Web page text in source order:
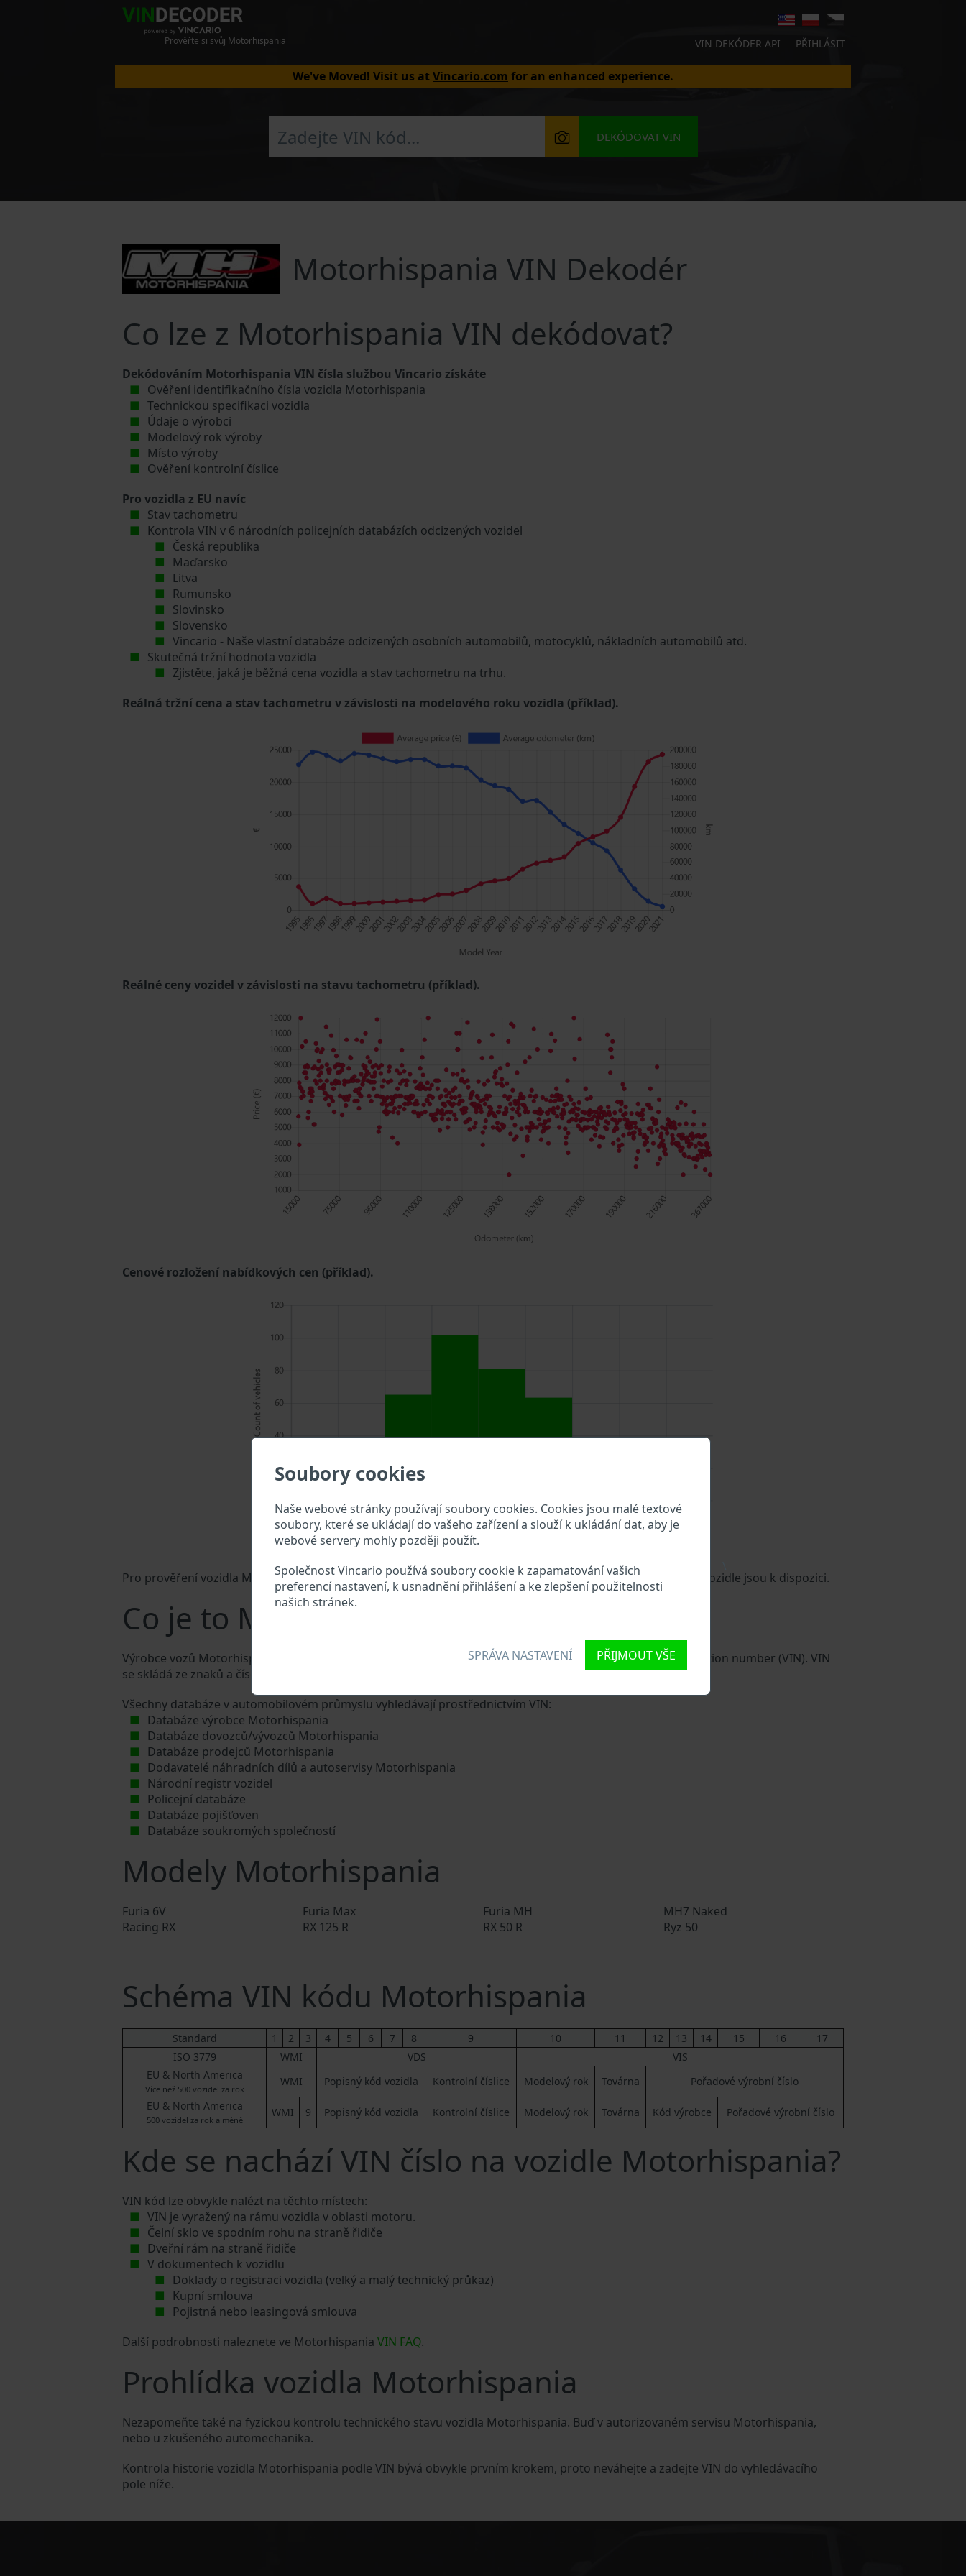
Soubory cookies
Naše webové stránky používají soubory cookies. Cookies jsou malé textové
soubory, které se ukládají do vašeho zařízení a slouží k ukládání dat, aby je
webové servery mohly později použít.
Společnost Vincario používá soubory cookie k zapamatování vašich
preferencí nastavení, k usnadnění přihlášení a ke zlepšení použitelnosti
našich stránek.
SPRÁVA NASTAVENÍ PŘIJMOUT VŠE
Prověřte si svůj Motorhispania VIN DEKÓDER API PŘIHLÁSIT
We've Moved! Visit us atVincario.com for an enhanced experience.
DEKÓDOVAT VIN
Motorhispania VIN Dekodér
Co lze z Motorhispania VIN dekódovat?
Dekódováním Motorhispania VIN čísla službou Vincario získáte
Ověření identifikačního čísla vozidla Motorhispania
Technickou specifikaci vozidla
Údaje o výrobci
Modelový rok výroby
Místo výroby
Ověření kontrolní číslice
Pro vozidla z EU navíc
Stav tachometru
Kontrola VIN v 6 národních policejních databázích odcizených vozidel
Česká republika
Maďarsko
Litva
Rumunsko
Slovinsko
Slovensko
Vincario - Naše vlastní databáze odcizených osobních automobilů, motocyklů, nákladních automobilů atd.
Skutečná tržní hodnota vozidla
Zjistěte, jaká je běžná cena vozidla a stav tachometru na trhu.
Reálná tržní cena a stav tachometru v závislosti na modelového roku vozidla (příklad).
Reálné ceny vozidel v závislosti na stavu tachometru (příklad).
Cenové rozložení nabídkových cen (příklad).
Pro prověření vozidla Motorhispania zadejte VIN do vyhledávacího pole výše a překontrolujte, jaké údaje o vozidle jsou k dispozici.
Co je to Motorhispania VIN?
Výrobce vozů Motorhispania přiděluje každému vozidlu jedinečné identifikační číslo zvané Vehicle Identification number (VIN). VIN
se skládá ze znaků a čísel o celkové délce 17 znaků, do kterých ze zakódovaná základní specifikaci vozidla.
Všechny databáze v automobilovém průmyslu vyhledávají prostřednictvím VIN:
Databáze výrobce Motorhispania
Databáze dovozců/vývozců Motorhispania
Databáze prodejců Motorhispania
Dodavatelé náhradních dílů a autoservisy Motorhispania
Národní registr vozidel
Policejní databáze
Databáze pojišťoven
Databáze soukromých společností
Modely Motorhispania
Furia 6V Furia Max Furia MH
MH7 Naked
Racing RX
RX 125 R RX 50 R Ryz 50
Schéma VIN kódu Motorhispania
Standard 1 2 3 4 5 6 7 8 9 10 11 12 13 14 15 16
17
ISO 3779
WMI VDS
VIS
EU & North America
Více než 500 vozidel za rok
WMI Popisný kód vozidla Kontrolní číslice Modelový rok Továrna
Pořadové výrobní číslo
EU & North America
500 vozidel za rok a méně
WMI 9 Popisný kód vozidla Kontrolní číslice Modelový rok Továrna Kód výrobce Pořadové výrobní číslo
Kde se nachází VIN číslo na vozidle Motorhispania?
VIN kód lze obvykle nalézt na těchto místech:
VIN je vyražený na rámu vozidla v oblasti motoru.
Čelní sklo ve spodním rohu na straně řidiče
Dveřní rám na straně řidiče
V dokumentech k vozidlu
Doklady o registraci vozidla (velký a malý technický průkaz)
Kupní smlouva
Pojistná nebo leasingová smlouva
Další podrobnosti naleznete ve Motorhispania VIN FAQ.
Prohlídka vozidla Motorhispania
Nezapomeňte také na fyzickou kontrolu technického stavu vozidla Motorhispania. Buď v autorizovaném servisu Motorhispania,
nebo u zkušeného automechanika.
Kontrola historie vozidla Motorhispania podle VIN bývá obvykle prvním krokem, proto neváhejte a zadejte VIN do vyhledávacího
pole níže.